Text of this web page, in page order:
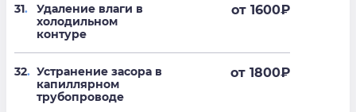
31.
Удаление влаги в
холодильном
контуре
от 1600₽
32. Устранение засора в
капиллярном
трубопроводе
от 1800₽